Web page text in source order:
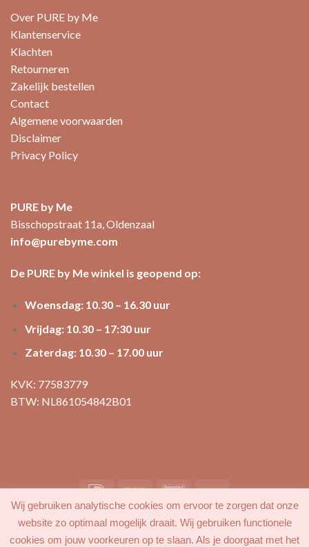
Over PURE by Me
Klantenservice
Klachten
Retourneren
Zakelijk bestellen
Contact
Algemene voorwaarden
Disclaimer
Privacy Policy
PURE by Me
Bisschopstraat 11a, Oldenzaal
info@purebyme.com
De PURE by Me winkel is geopend op:
Woensdag: 10.30 – 16.30 uur
Vrijdag: 10.30 – 17:30 uur
Zaterdag: 10.30 – 17.00 uur
KVK: 77583779
BTW: NL861054842B01
MIJN ACCOUNT FAVORIETEN BLOG CONTACT
Wij gebruiken analytische cookies om ervoor te zorgen dat onze
website zo optimaal mogelijk draait. Wij gebruiken functionele
cookies om jouw voorkeuren op te slaan. Als je doorgaat met het